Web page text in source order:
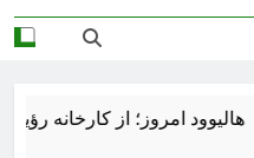
هالیوود امروز؛ از کارخانه